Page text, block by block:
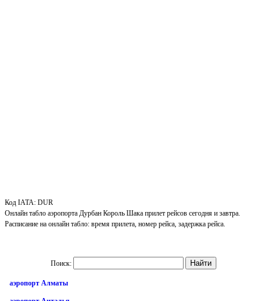
Код IATA: DUR
Онлайн табло аэропорта Дурбан Король Шака прилет рейсов сегодня и завтра.
Расписание на онлайн табло: время прилета, номер рейса, задержка рейса.
Поиск:
аэропорт Алматы